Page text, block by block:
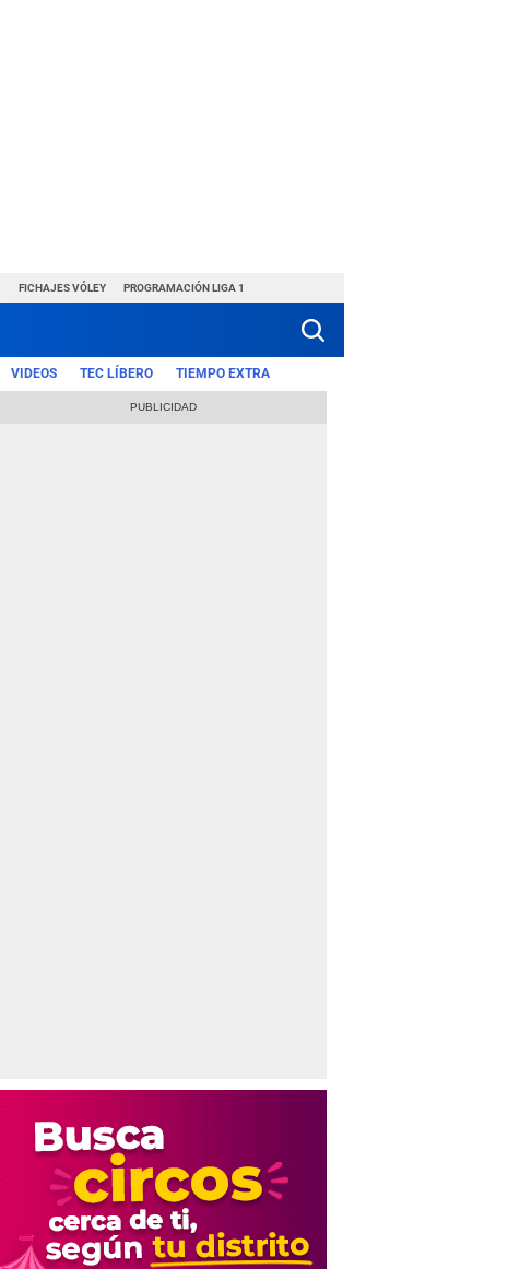
FICHAJES VÓLEY PROGRAMACIÓN LIGA 1
VIDEOS TEC LÍBERO TIEMPO EXTRA